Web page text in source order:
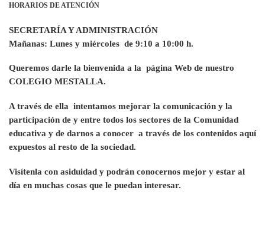
HORARIOS DE ATENCIÓN
SECRETARÍA Y ADMINISTRACIÓN
Mañanas: Lunes y miércoles de 9:10 a 10:00 h.
Queremos darle la bienvenida a la página Web de nuestro
COLEGIO MESTALLA.
A través de ella intentamos mejorar la comunicación y la
participación de y entre todos los sectores de la Comunidad
educativa y de darnos a conocer a través de los contenidos aquí
expuestos al resto de la sociedad.
Visítenla con asiduidad y podrán conocernos mejor y estar al
día en muchas cosas que le puedan interesar.